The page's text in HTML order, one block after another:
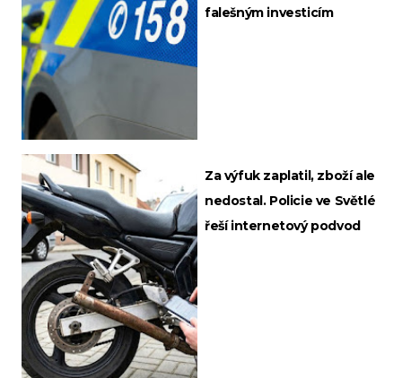
falešným investicím
Za výfuk zaplatil, zboží ale
nedostal. Policie ve Světlé
řeší internetový podvod